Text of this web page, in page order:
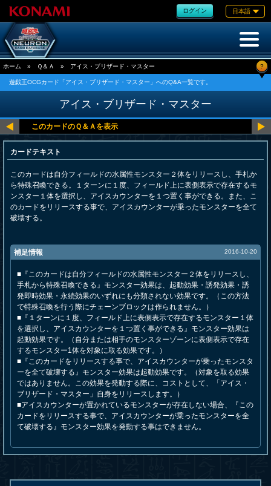
ログイン 日本語
ホーム » Ｑ＆Ａ » アイス・ブリザード・マスター ?
遊戯王OCGカード「アイス・ブリザード・マスター」へのQ&A一覧です。
アイス・ブリザード・マスター
カードテキスト
このカードは自分フィールドの水属性モンスター２体をリリースし、手札か
ら特殊召喚できる。１ターンに１度、フィールド上に表側表示で存在するモ
ンスター１体を選択し、アイスカウンターを１つ置く事ができる。また、こ
のカードをリリースする事で、アイスカウンターが乗ったモンスターを全て
破壊する。
補足情報 2016-10-20
■『このカードは自分フィールドの水属性モンスター２体をリリースし、
手札から特殊召喚できる』モンスター効果は、起動効果・誘発効果・誘
発即時効果・永続効果のいずれにも分類されない効果です。（この方法
で特殊召喚を行う際にチェーンブロックは作られません。）
■『１ターンに１度、フィールド上に表側表示で存在するモンスター１体
を選択し、アイスカウンターを１つ置く事ができる』モンスター効果は
起動効果です。（自分または相手のモンスターゾーンに表側表示で存在
するモンスター1体を対象に取る効果です。）
■『このカードをリリースする事で、アイスカウンターが乗ったモンスタ
ーを全て破壊する』モンスター効果は起動効果です。（対象を取る効果
ではありません。この効果を発動する際に、コストとして、「アイス・
ブリザード・マスター」自身をリリースします。）
■アイスカウンターが置かれているモンスターが存在しない場合、『この
カードをリリースする事で、アイスカウンターが乗ったモンスターを全
て破壊する』モンスター効果を発動する事はできません。